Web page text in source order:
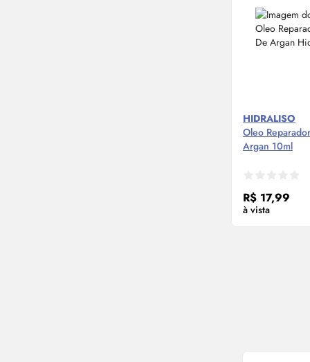
HIDRALISO
Oleo Reparador
Argan 10ml
R$ 17,99
à vista